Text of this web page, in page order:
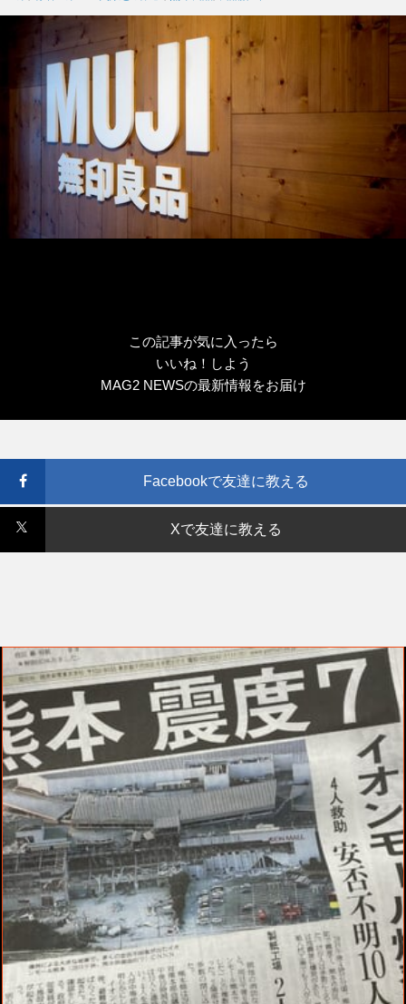
この記事が気に入ったら
いいね！しよう
MAG2 NEWSの最新情報をお届け
Facebookで友達に教える
Xで友達に教える